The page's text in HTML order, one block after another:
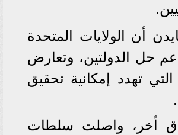
أن الولايات المتحدة
حل الدولتين، وتعارض
تهدد إمكانية تحقيق
أخر، واصلت سلطات